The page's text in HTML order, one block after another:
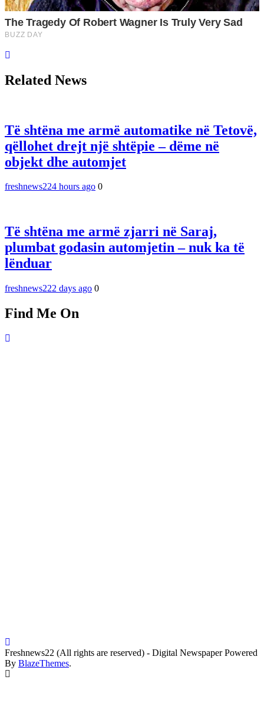
Related News
Të shtëna me armë automatike në Tetovë,
qëllohet drejt një shtëpie – dëme në
objekt dhe automjet
freshnews224 hours ago 0
Të shtëna me armë zjarri në Saraj,
plumbat godasin automjetin – nuk ka të
lënduar
freshnews222 days ago 0
Find Me On
Freshnews22 (All rights are reserved) - Digital Newspaper Powered
By BlazeThemes.